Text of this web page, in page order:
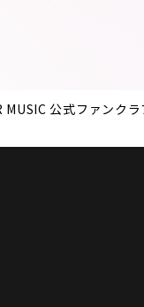
公式ファンクラ